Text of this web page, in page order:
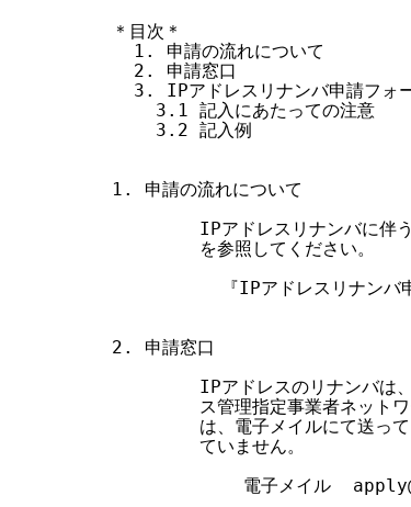
＊目次＊
  1. 申請の流れについて
  2. 申請窓口
3. IPアドレスリナンバ申請フォ
    3.1 記入にあたっての注意
    3.2 記入例
1. 申請の流れについて
IPアドレスリナンバに伴
        を参照してください。
『IPアドレスリナンバ
2. 申請窓口
IPアドレスのリナンバは
ス管理指定事業者ネットワ
は、電子メイルにて送っ
        ていません。
電子メイル